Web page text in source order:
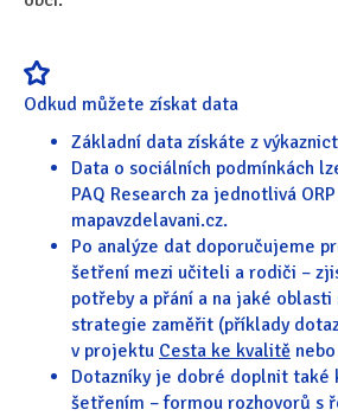
Odkud můžete získat data
Základní data získáte z
Data o sociálních podmínkách
PAQ Research za jednotlivá ORP
mapavzdelavani.cz.
Po analýze dat doporučujeme
šetření mezi učiteli a rodiči –
potřeby a přání a na jaké oblasti
strategie zaměřit (příklady
v projektu Cesta ke kvalitě nebo
Dotazníky je dobré doplnit také
šetřením – formou rozhovorů s